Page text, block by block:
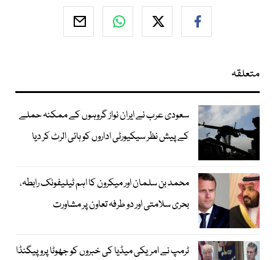
متعلقہ
سعودی عرب نے ایران نواز گروہوں کے ممکنہ حملے
کے پیش نظر سیکیورٹی اداروں کو ہائی الرٹ کر دیا
محمد بن سلمان اور میکرون کا اہم ٹیلیفونک رابطہ،
بحری سلامتی اور دو طرفہ تعاون پر مشاورت
ٹرمپ نے امریکی میڈیا کی خبروں کو جھوٹا پروپیگنڈا